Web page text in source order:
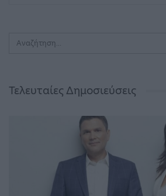
Τελευταίες Δημοσιεύσεις